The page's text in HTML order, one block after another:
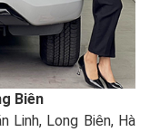
Biên
Linh, Long Biên, Hà